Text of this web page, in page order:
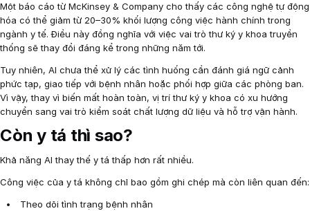
Một báo cáo từ McKinsey & Company cho thấy các công nghệ tự động
hóa có thể giảm từ 20–30% khối lượng công việc hành chính trong
ngành y tế. Điều này đồng nghĩa với việc vai trò thư ký y khoa truyền
thống sẽ thay đổi đáng kể trong những năm tới.
Tuy nhiên, AI chưa thể xử lý các tình huống cần đánh giá ngữ cảnh
phức tạp, giao tiếp với bệnh nhân hoặc phối hợp giữa các phòng ban.
Vì vậy, thay vì biến mất hoàn toàn, vị trí thư ký y khoa có xu hướng
chuyển sang vai trò kiểm soát chất lượng dữ liệu và hỗ trợ vận hành.
Còn y tá thì sao?
Khả năng AI thay thế y tá thấp hơn rất nhiều.
Công việc của y tá không chỉ bao gồm ghi chép mà còn liên quan đến:
Theo dõi tình trạng bệnh nhân